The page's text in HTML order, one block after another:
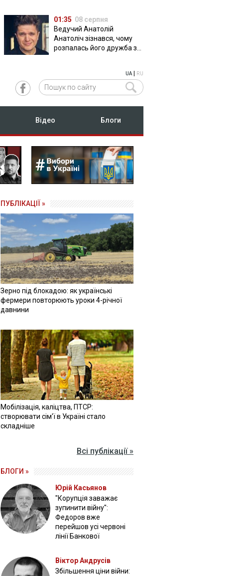
01:35 08 серпня
Ведучий Анатолій
Анатоліч зізнався, чому
розпалась його дружба з
UA| RU
Відео Блоги
ПУБЛІКАЦІЇ »
Зерно під блокадою: як українські
фермери повторюють уроки 4-річної
давнини
Мобілізація, каліцтва, ПТСР:
створювати сім'ї в Україні стало
складніше
Всі публікації »
БЛОГИ »
Юрій Касьянов
"Корупція заважає
зупинити війну":
Федоров вже
перейшов усі червоні
лінії Банкової
Віктор Андрусів
Збільшення ціни війни: